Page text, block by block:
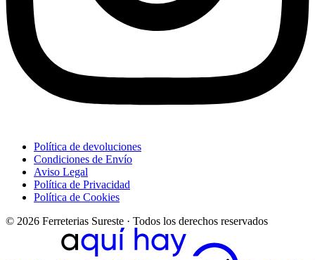
Política de devoluciones
Condiciones de Envío
Aviso Legal
Política de Privacidad
Política de Cookies
© 2026 Ferreterias Sureste · Todos los derechos reservados